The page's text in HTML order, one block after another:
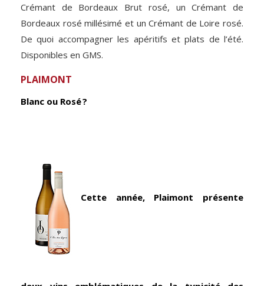
Crémant de Bordeaux Brut rosé, un Crémant de
Bordeaux rosé millésimé et un Crémant de Loire rosé.
De quoi accompagner les apéritifs et plats de l’été.
Disponibles en GMS.
PLAIMONT
Blanc ou Rosé ?
Cette année, Plaimont présente